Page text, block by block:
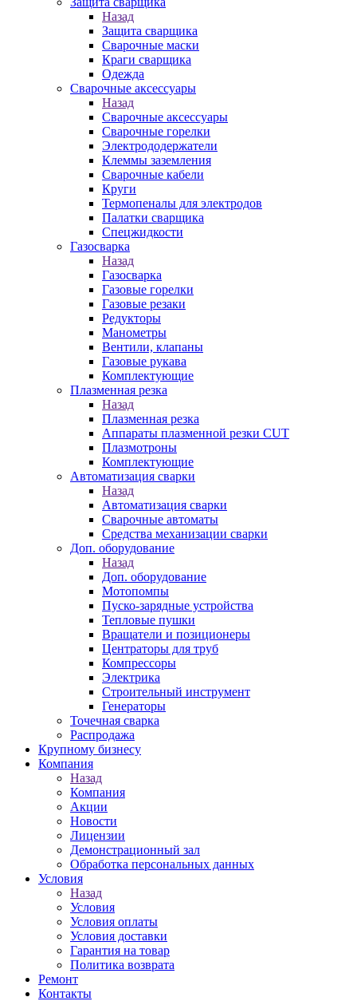
Назад
Защита сварщика
Сварочные маски
Краги сварщика
Одежда
Сварочные аксессуары
Назад
Сварочные аксессуары
Сварочные горелки
Электрододержатели
Клеммы заземления
Сварочные кабели
Круги
Термопеналы для электродов
Палатки сварщика
Спецжидкости
Газосварка
Назад
Газосварка
Газовые горелки
Газовые резаки
Редукторы
Манометры
Вентили, клапаны
Газовые рукава
Комплектующие
Плазменная резка
Назад
Плазменная резка
Аппараты плазменной резки CUT
Плазмотроны
Комплектующие
Автоматизация сварки
Назад
Автоматизация сварки
Сварочные автоматы
Средства механизации сварки
Доп. оборудование
Назад
Доп. оборудование
Мотопомпы
Пуско-зарядные устройства
Тепловые пушки
Вращатели и позиционеры
Центраторы для труб
Компрессоры
Электрика
Строительный инструмент
Генераторы
Точечная сварка
Распродажа
Крупному бизнесу
Компания
Назад
Компания
Акции
Новости
Лицензии
Демонстрационный зал
Обработка персональных данных
Условия
Назад
Условия
Условия оплаты
Условия доставки
Гарантия на товар
Политика возврата
Ремонт
Контакты